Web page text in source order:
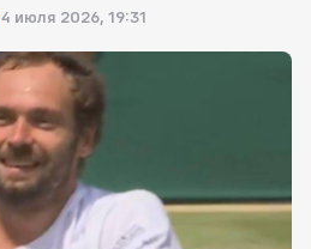
4 июля 2026, 19:31